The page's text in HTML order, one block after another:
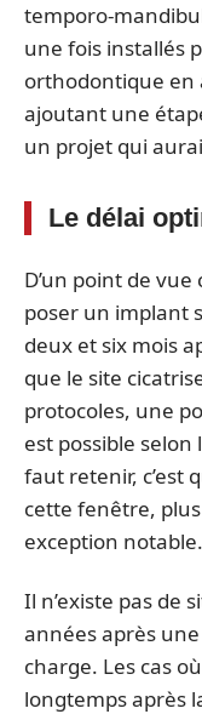
temporo-
une fois installés
orthodontique en
ajoutant une
un projet qui
Le délai
D’un point de
poser un implant
deux et six mois
que le site
protocoles, une
est possible selon
faut retenir, c’est
cette fenêtre,
exception notable.
Il n’existe pas de
années après
charge. Les cas
longtemps après